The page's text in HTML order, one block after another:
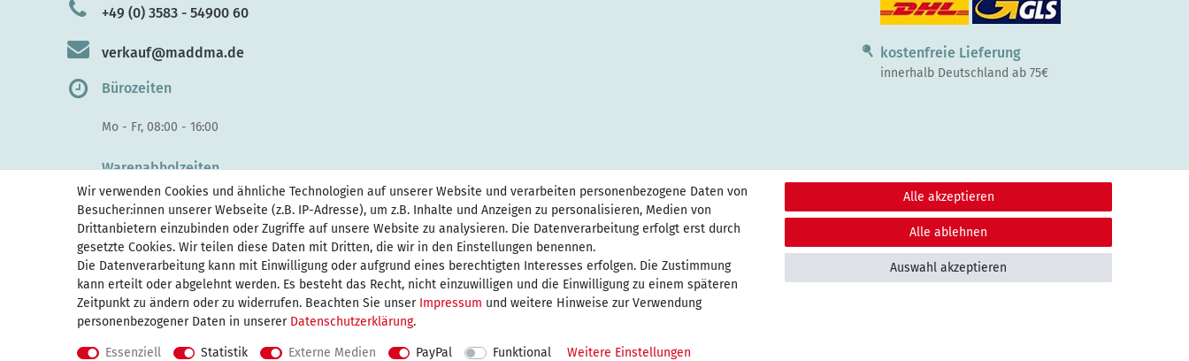
+49 (0) 3583 - 54900 60
verkauf@maddma.de
Bürozeiten
Mo - Fr, 08:00 - 16:00
Warenabholzeiten
Di - Do, 10:00 - 15.30
Fr 10:00 - 14:00
kostenfreie Lieferung
innerhalb Deutschland ab 75€
Impressum Daten­schutz­erklärung
Wir verwenden Cookies und ähnliche Technologien auf unserer Website und verarbeiten personenbezogene Daten von
Besucher:innen unserer Webseite (z.B. IP-Adresse), um z.B. Inhalte und Anzeigen zu personalisieren, Medien von
Drittanbietern einzubinden oder Zugriffe auf unsere Website zu analysieren. Die Datenverarbeitung erfolgt erst durch
gesetzte Cookies. Wir teilen diese Daten mit Dritten, die wir in den Einstellungen benennen.
Die Datenverarbeitung kann mit Einwilligung oder aufgrund eines berechtigten Interesses erfolgen. Die Zustimmung
kann erteilt oder abgelehnt werden. Es besteht das Recht, nicht einzuwilligen und die Einwilligung zu einem späteren
Zeitpunkt zu ändern oder zu widerrufen. Beachten Sie unser Impressum und weitere Hinweise zur Verwendung
personenbezogener Daten in unserer Daten­schutz­erklärung.
Essenziell Statistik Externe Medien PayPal Funktional Weitere Einstellungen
Alle akzeptieren
Alle ablehnen
Auswahl akzeptieren